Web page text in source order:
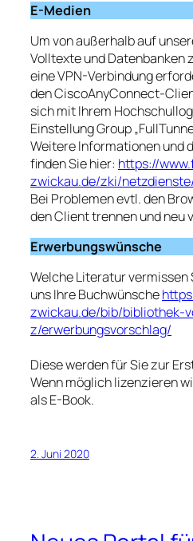
E-Medien
Um von außerhalb auf
Volltexte und Datenbanken
eine VPN-Verbindung
den CiscoAnyConnect-
sich mit Ihrem
Einstellung Group
Weitere Informationen und
finden Sie hier: https://
zwickau.de/zki/
Bei Problemen evtl. den
den Client trennen und neu
Erwerbungswünsche
Welche Literatur vermissen
uns Ihre Buchwünsche
zwickau.de/bib/bibliothek-
z/erwerbungsvorschlag/
Diese werden für Sie zur
Wenn möglich lizenzieren
als E-Book.
2. Juni 2020